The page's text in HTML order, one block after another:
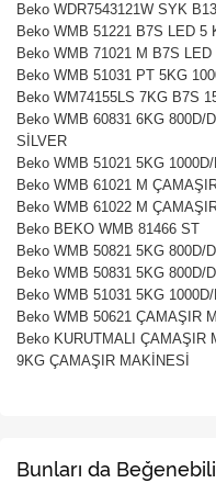
Beko WDR7543121W SYK
Beko WMB 51221 B7S LED 5
Beko WMB 71021 M B7S
Beko WMB 51031 PT 5KG
Beko WM74155LS 7KG B7S
Beko WMB 60831 6KG 800D/
SİLVER
Beko WMB 51021 5KG
Beko WMB 61021 M
Beko WMB 61022 M
Beko BEKO WMB 81466 ST
Beko WMB 50821 5KG 800D/
Beko WMB 50831 5KG 800D/
Beko WMB 51031 5KG
Beko WMB 50621 ÇAMAŞIR
Beko KURUTMALI ÇAMAŞIR
9KG ÇAMAŞIR MAKİNESİ
Bunları da